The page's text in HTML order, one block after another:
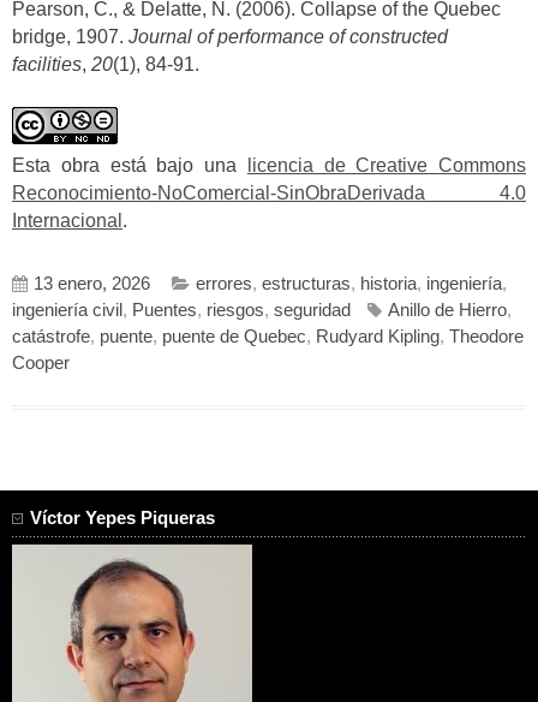
Pearson, C., & Delatte, N. (2006). Collapse of the Quebec
bridge, 1907. Journal of performance of constructed
facilities, 20(1), 84-91.
Esta obra está bajo una
licencia de Creative Commons
Reconocimiento-NoComercial-SinObraDerivada 4.0
Internacional .
13 enero, 2026 errores, estructuras, historia, ingeniería,
ingeniería civil , Puentes, riesgos, seguridad Anillo de Hierro,
catástrofe, puente, puente de Quebec, Rudyard Kipling, Theodore
Cooper
Víctor Yepes Piqueras